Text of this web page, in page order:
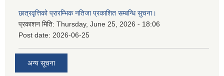
छात्रवृत्तिको प्रारम्भिक नतिजा प्रकाशित सम्बन्धि सुचना।
प्रकाशन मिति: Thursday, June 25, 2026 - 18:06
Post date: 2026-06-25
अन्य सूचना